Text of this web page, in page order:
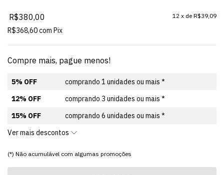
R$380,00 12 x de R$39,09
R$368,60com Pix
Compre mais, pague menos!
5% OFF
comprando 1 unidades ou mais *
12% OFF
comprando 3 unidades ou mais *
15% OFF
comprando 6 unidades ou mais *
Ver mais descontos
(*) Não acumulável com algumas promoções